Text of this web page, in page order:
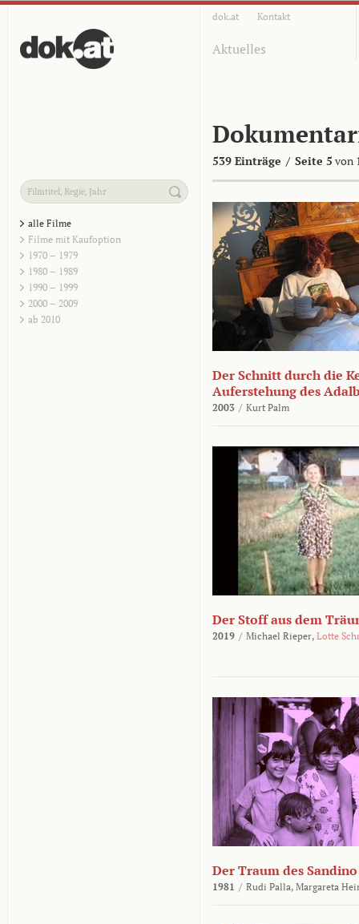
dok.at Kontakt
Aktuelles
539 Einträge / Seite 5 von
alle Filme
Filme mit Kaufoption
1970 – 1979
1980 – 1989
1990 – 1999
2000 – 2009
ab 2010
Der Schnitt durch die
Auferstehung des
2003 / Kurt Palm
Der Stoff aus dem
2019 / Michael Rieper, Lotte
Der Traum des Sandino
1981 / Rudi Palla, Margareta